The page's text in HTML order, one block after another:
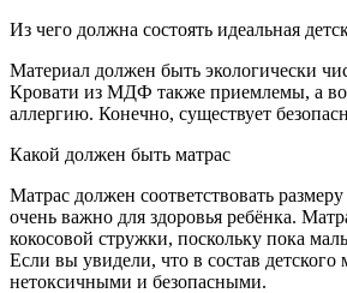
Из чего должна состоять идеальная
Материал должен быть экологически
Кровати из МДФ также приемлемы, а вот
аллергию. Конечно, существует
Какой должен быть матрас
Матрас должен соответствовать
очень важно для здоровья ребёнка.
кокосовой стружки, поскольку пока
Если вы увидели, что в состав
нетоксичными и безопасными.